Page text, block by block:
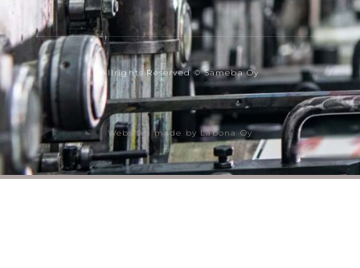
Allrights Reserved © Sameba Oy
Websites made by Labona Oy